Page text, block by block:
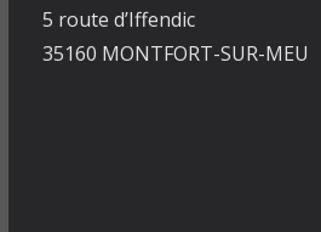
5 route d’Iffendic
35160 MONTFORT-SUR-MEU